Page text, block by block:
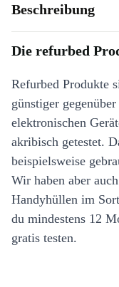
Beschreibung
Die refurbed
Refurbed Produkte
günstiger
elektronischen
akribisch getestet.
beispielsweise
Wir haben aber
Handyhüllen im
du mindestens 12
gratis testen.